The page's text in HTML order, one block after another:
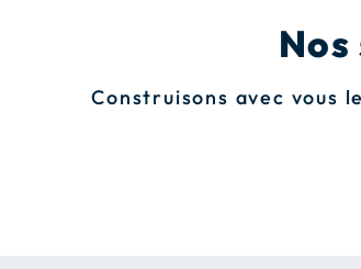
Construisons avec vous